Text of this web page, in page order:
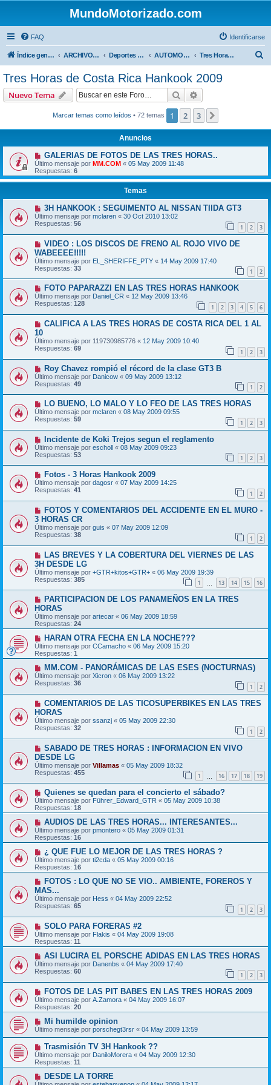
MundoMotorizado.com
FAQ Identificarse
Índice general ARCHIVO HASTA 2018 Deportes Internacionales AUTOMOVILISMO DE CENTROAMERICA Tres Horas de Costa Rica Hankook 2009
Tres Horas de Costa Rica Hankook 2009
Nuevo Tema Buscar
Marcar temas como leídos • 72 temas 1 2 3
Anuncios
GALERIAS DE FOTOS DE LAS TRES HORAS..
Último mensaje por MM.COM « 05 May 2009 11:48
Respuestas: 6
Temas
3H HANKOOK : SEGUIMENTO AL NISSAN TIIDA GT3
Último mensaje por mclaren « 30 Oct 2010 13:02
Respuestas: 56 1 2 3
VIDEO : LOS DISCOS DE FRENO AL ROJO VIVO DE
WABEEEE!!!!!
Último mensaje por EL_SHERIFFE_PTY « 14 May 2009 17:40
Respuestas: 33 1 2
FOTO PAPARAZZI EN LAS TRES HORAS HANKOOK
Último mensaje por Daniel_CR « 12 May 2009 13:46
Respuestas: 128 1 2 3 4 5 6
CALIFICA A LAS TRES HORAS DE COSTA RICA DEL 1 AL
10
Último mensaje por 119730985776 « 12 May 2009 10:40
Respuestas: 69 1 2 3
Roy Chavez rompió el récord de la clase GT3 B
Último mensaje por Danicow « 09 May 2009 13:12
Respuestas: 49 1 2
LO BUENO, LO MALO Y LO FEO DE LAS TRES HORAS
Último mensaje por mclaren « 08 May 2009 09:55
Respuestas: 59 1 2 3
Incidente de Koki Trejos segun el reglamento
Último mensaje por escholl « 08 May 2009 09:23
Respuestas: 53 1 2 3
Fotos - 3 Horas Hankook 2009
Último mensaje por dagosr « 07 May 2009 14:25
Respuestas: 41 1 2
FOTOS Y COMENTARIOS DEL ACCIDENTE EN EL MURO -
3 HORAS CR
Último mensaje por guis « 07 May 2009 12:09
Respuestas: 38 1 2
LAS BREVES Y LA COBERTURA DEL VIERNES DE LAS
3H DESDE LG
Último mensaje por +GTR+kitos+GTR+ « 06 May 2009 19:39
Respuestas: 385 1 13 14 15 16
PARTICIPACION DE LOS PANAMEÑOS EN LA TRES
HORAS
Último mensaje por artecar « 06 May 2009 18:59
Respuestas: 24
HARAN OTRA FECHA EN LA NOCHE???
Último mensaje por CCamacho « 06 May 2009 15:20
Respuestas: 1
MM.COM - PANORÁMICAS DE LAS ESES (NOCTURNAS)
Último mensaje por Xicron « 06 May 2009 13:22
Respuestas: 36 1 2
COMENTARIOS DE LAS TICOSUPERBIKES EN LAS TRES
HORAS
Último mensaje por ssanzj « 05 May 2009 22:30
Respuestas: 32 1 2
SABADO DE TRES HORAS : INFORMACION EN VIVO
DESDE LG
Último mensaje por Villamas « 05 May 2009 18:32
Respuestas: 455 1 16 17 18 19
Quienes se quedan para el concierto el sábado?
Último mensaje por Führer_Edward_GTR « 05 May 2009 10:38
Respuestas: 18
AUDIOS DE LAS TRES HORAS... INTERESANTES...
Último mensaje por pmontero « 05 May 2009 01:31
Respuestas: 16
¿ QUE FUE LO MEJOR DE LAS TRES HORAS ?
Último mensaje por ti2cda « 05 May 2009 00:16
Respuestas: 16
FOTOS : LO QUE NO SE VIO.. AMBIENTE, FOREROS Y
MAS...
Último mensaje por Hess « 04 May 2009 22:52
Respuestas: 65 1 2 3
SOLO PARA FORERAS #2
Último mensaje por Flakis « 04 May 2009 19:08
Respuestas: 11
ASI LUCIRA EL PORSCHE ADIDAS EN LAS TRES HORAS
Último mensaje por Danenbs « 04 May 2009 17:40
Respuestas: 60 1 2 3
FOTOS DE LAS PIT BABES EN LAS TRES HORAS 2009
Último mensaje por A.Zamora « 04 May 2009 16:07
Respuestas: 20
Mi humilde opinion
Último mensaje por porschegt3rsr « 04 May 2009 13:59
Trasmisión TV 3H Hankook ??
Último mensaje por DaniloMorera « 04 May 2009 12:30
Respuestas: 11
DESDE LA TORRE